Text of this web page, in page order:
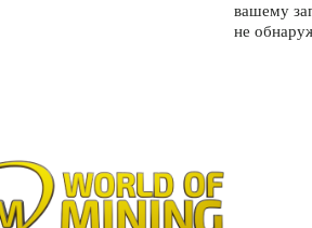
вашему
не